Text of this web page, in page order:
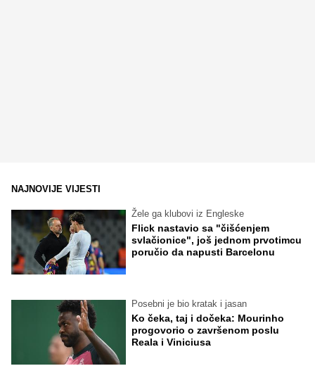
NAJNOVIJE VIJESTI
Žele ga klubovi iz Engleske
Flick nastavio sa "čišćenjem
svlačionice", još jednom prvotimcu
poručio da napusti Barcelonu
Posebni je bio kratak i jasan
Ko čeka, taj i dočeka: Mourinho
progovorio o završenom poslu
Reala i Viniciusa